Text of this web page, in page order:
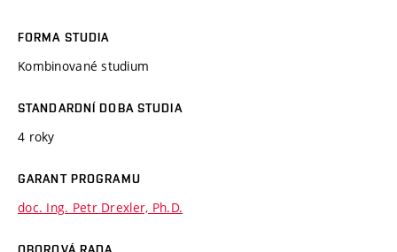
FORMA STUDIA
Kombinované studium
STANDARDNÍ DOBA STUDIA
4 roky
GARANT PROGRAMU
doc. Ing. Petr Drexler, Ph.D.